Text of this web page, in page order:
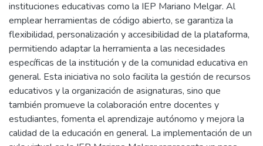
instituciones educativas como la IEP Mariano Melgar. Al
emplear herramientas de código abierto, se garantiza la
flexibilidad, personalización y accesibilidad de la plataforma,
permitiendo adaptar la herramienta a las necesidades
específicas de la institución y de la comunidad educativa en
general. Esta iniciativa no solo facilita la gestión de recursos
educativos y la organización de asignaturas, sino que
también promueve la colaboración entre docentes y
estudiantes, fomenta el aprendizaje autónomo y mejora la
calidad de la educación en general. La implementación de un